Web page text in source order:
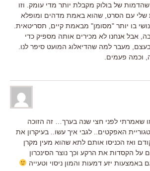
של בולוק מקבלת יותר מדי עומק. וזו
שלי עם הסרט, שהוא באמת מדהים ומופלא
בו יותר "מסומן" מבאמת קיים, תסריטאית.
אבל אנחנו לא מכירים אותה מספיק כדי
מעבר למה שהדיאלוג המועט סיפר לנו.
וכמה פעמים.
שאמרתי לפני חצי שנה בערך… זה הזוכה
האפקטים.. לגבי איך עשו.. בעיקרון את
ואז הכניסו אותם לתא שהוא מעין מקרן
על הקסדות את הרקע וכך נוצר הסינכרון
יזע דמעות והמון ניסוי וטעייה